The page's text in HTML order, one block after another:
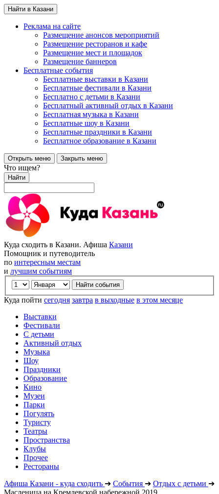
Найти в Казани
Реклама на сайте
Размещение анонсов мероприятий
Размещение ресторанов и кафе
Размещение мест и площадок
Размещение баннеров
Бесплатные события
Бесплатные выставки в Казани
Бесплатные фестивали в Казани
Бесплатно с детьми в Казани
Бесплатный активный отдых в Казани
Бесплатная музыка в Казани
Бесплатные шоу в Казани
Бесплатные праздники в Казани
Бесплатное образование в Казани
Открыть меню Закрыть меню
Что ищем?
Найти
Куда сходить в Казани. Афиша Казани
Помощник и путеводитель
по интересным местам
и лучшим событиям
Куда пойти сегодня завтра в выходные в этом месяце
Выставки
Фестивали
С детьми
Активный отдых
Музыка
Шоу
Праздники
Образование
Кино
Музеи
Парки
Погулять
Туристу
Театры
Пространства
Клубы
Прочее
Рестораны
Афиша Казани - куда сходить ➔ События ➔ Отдых с детьми ➔
Масленица на Кремлевской набережной 2019